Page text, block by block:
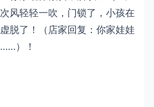
风轻轻一吹，门锁了，小孩在
脱了！（店家回复：你家娃娃
）！